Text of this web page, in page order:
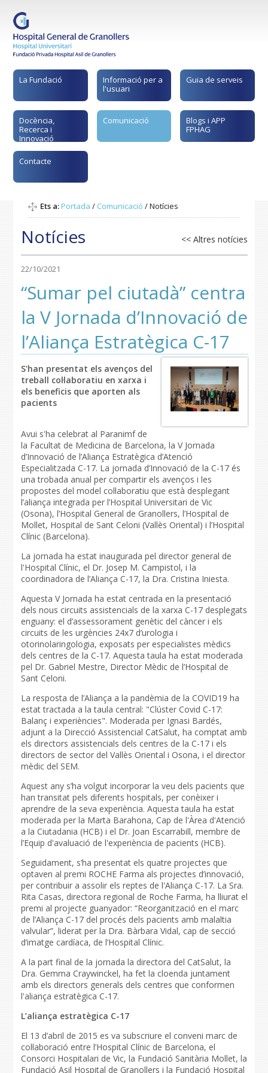
La Fundació
Informació per a
l'usuari
Guia de serveis
Docència,
Recerca i
Innovació
Comunicació
Blogs i APP
FPHAG
Contacte
Ets a:Portada / Comunicació /Notícies
Notícies << Altres notícies
22/10/2021
“Sumar pel ciutadà” centra
la V Jornada d’Innovació de
l’Aliança Estratègica C-17
S'han presentat els avenços del
treball col·laboratiu en xarxa i
els beneficis que aporten als
pacients
Avui s'ha celebrat al Paranimf de
la Facultat de Medicina de Barcelona, la V Jornada
d’Innovació de l’Aliança Estratègica d’Atenció
Especialitzada C-17. La jornada d’Innovació de la C-17 és
una trobada anual per compartir els avenços i les
propostes del model col·laboratiu que està desplegant
l’aliança integrada per l’Hospital Universitari de Vic
(Osona), l’Hospital General de Granollers, l’Hospital de
Mollet, Hospital de Sant Celoni (Vallès Oriental) i l’Hospital
Clínic (Barcelona).
La jornada ha estat inaugurada pel director general de
l'Hospital Clínic, el Dr. Josep M. Campistol, i la
coordinadora de l’Aliança C-17, la Dra. Cristina Iniesta.
Aquesta V Jornada ha estat centrada en la presentació
dels nous circuits assistencials de la xarxa C-17 desplegats
enguany: el d’assessorament genètic del càncer i els
circuits de les urgències 24x7 d’urologia i
otorinolaringologia, exposats per especialistes mèdics
dels centres de la C-17. Aquesta taula ha estat moderada
pel Dr. Gabriel Mestre, Director Mèdic de l’Hospital de
Sant Celoni.
La resposta de l’Aliança a la pandèmia de la COVID19 ha
estat tractada a la taula central: "Clúster Covid C-17:
Balanç i experiències". Moderada per Ignasi Bardés,
adjunt a la Direcció Assistencial CatSalut, ha comptat amb
els directors assistencials dels centres de la C-17 i els
directors de sector del Vallès Oriental i Osona, i el director
mèdic del SEM.
Aquest any s’ha volgut incorporar la veu dels pacients que
han transitat pels diferents hospitals, per conèixer i
aprendre de la seva experiència. Aquesta taula ha estat
moderada per la Marta Barahona, Cap de l'Àrea d'Atenció
a la Ciutadania (HCB) i el Dr. Joan Escarrabill, membre de
l’Equip d'avaluació de l'experiència de pacients (HCB).
Seguidament, s’ha presentat els quatre projectes que
optaven al premi ROCHE Farma als projectes d’innovació,
per contribuir a assolir els reptes de l'Aliança C-17. La Sra.
Rita Casas, directora regional de Roche Farma, ha lliurat el
premi al projecte guanyador: “Reorganització en el marc
de l’Aliança C-17 del procés dels pacients amb malaltia
valvular”, liderat per la Dra. Bàrbara Vidal, cap de secció
d’imatge cardíaca, de l’Hospital Clínic.
A la part final de la jornada la directora del CatSalut, la
Dra. Gemma Craywinckel, ha fet la cloenda juntament
amb els directors generals dels centres que conformen
l'aliança estratègica C-17.
L’aliança estratègica C-17
El 13 d’abril de 2015 es va subscriure el conveni marc de
col·laboració entre l’Hospital Clínic de Barcelona, el
Consorci Hospitalari de Vic, la Fundació Sanitària Mollet, la
Fundació Asil Hospital de Granollers i la Fundació Hospital